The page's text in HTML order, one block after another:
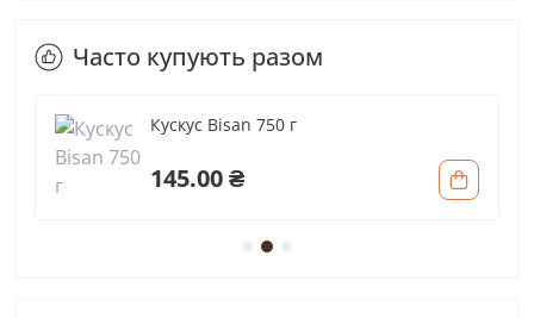
Часто купують разом
Кускус Bisan 750 г
145.00 ₴